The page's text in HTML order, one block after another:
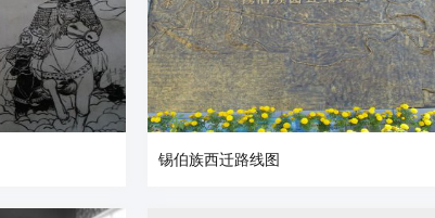
锡伯族西迁路线图